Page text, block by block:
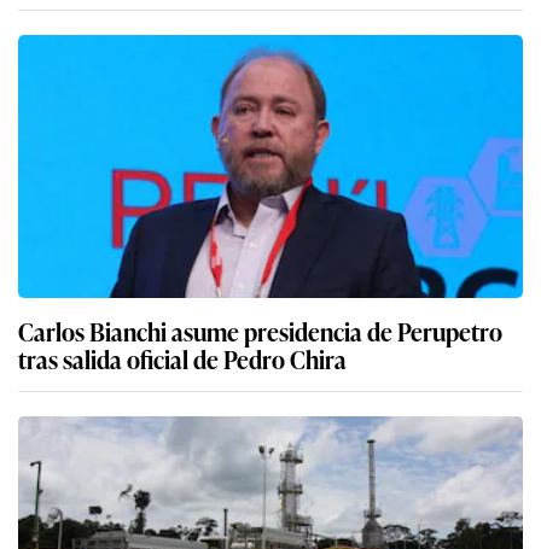
Carlos Bianchi asume presidencia de Perupetro
tras salida oficial de Pedro Chira